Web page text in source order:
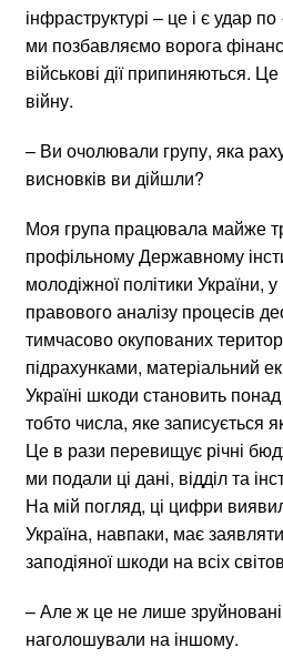
інфраструктурі – це і є удар
ми позбавляємо ворога
військові дії припиняються.
війну.
– Ви очолювали групу, яка
висновків ви дійшли?
Моя група працювала майже
профільному Державному
молодіжної політики України, у
правового аналізу процесів
тимчасово окупованих
підрахунками, матеріальний
Україні шкоди становить понад
тобто числа, яке записується
Це в рази перевищує річні
ми подали ці дані, відділ та
На мій погляд, ці цифри
Україна, навпаки, має
заподіяної шкоди на всіх
– Але ж це не лише зруйновані
наголошували на іншому.